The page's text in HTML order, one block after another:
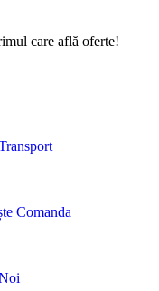
care află oferte!
Comanda